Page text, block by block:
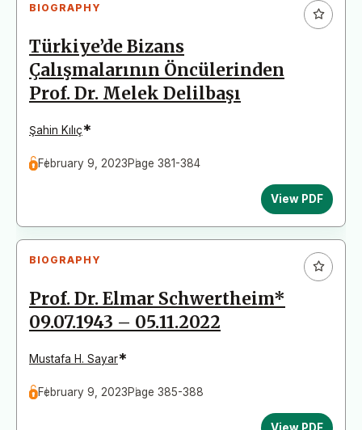
BIOGRAPHY
Türkiye’de Bizans
Çalışmalarının Öncülerinden
Prof. Dr. Melek Delilbaşı
Şahin Kılıç*
February 9, 2023Page 381-384
View PDF
BIOGRAPHY
Prof. Dr. Elmar Schwertheim*
09.07.1943 – 05.11.2022
Mustafa H. Sayar*
February 9, 2023Page 385-388
View PDF